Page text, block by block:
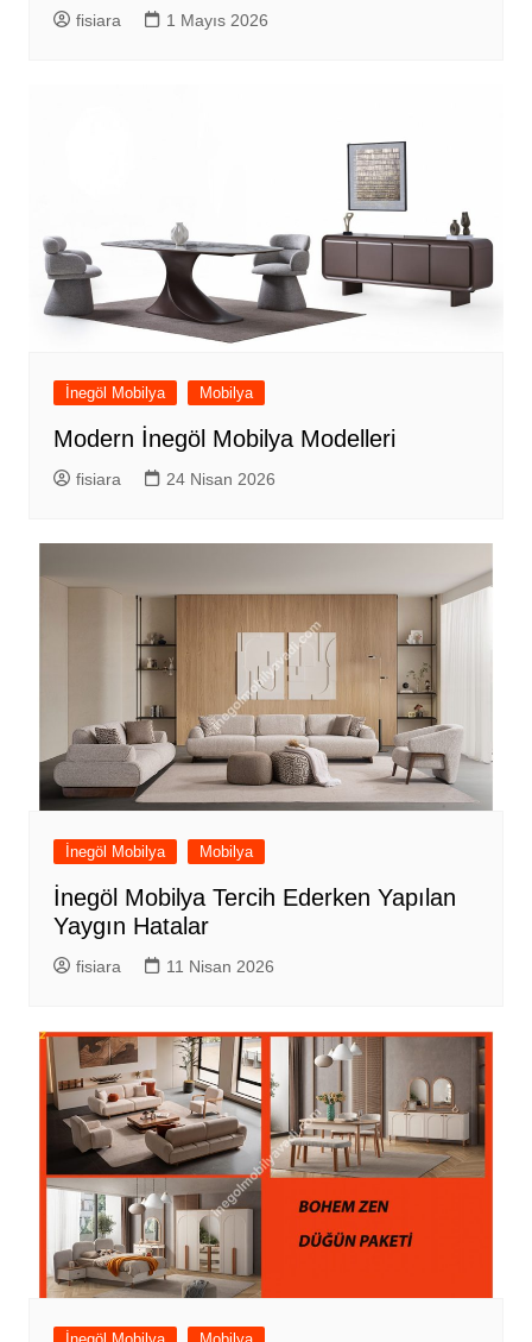
fisiara 1 Mayıs 2026
İnegöl Mobilya Mobilya
Modern İnegöl Mobilya Modelleri
fisiara 24 Nisan 2026
İnegöl Mobilya Mobilya
İnegöl Mobilya Tercih Ederken Yapılan
Yaygın Hatalar
fisiara 11 Nisan 2026